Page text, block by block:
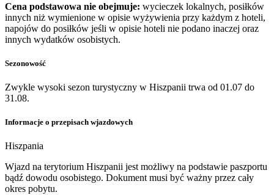
Cena podstawowa nie obejmuje: wycieczek lokalnych, posiłków
innych niż wymienione w opisie wyżywienia przy każdym z hoteli,
napojów do posiłków jeśli w opisie hoteli nie podano inaczej oraz
innych wydatków osobistych.
Sezonowość
Zwykle wysoki sezon turystyczny w Hiszpanii trwa od 01.07 do
31.08.
Informacje o przepisach wjazdowych
Hiszpania
​Wjazd na terytorium Hiszpanii jest możliwy na podstawie paszportu
bądź dowodu osobistego. Dokument musi być ważny przez cały
okres pobytu.